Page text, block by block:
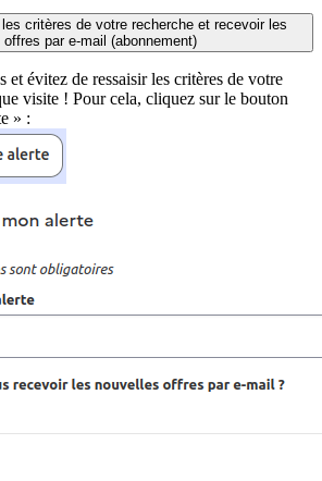
critères de votre recherche et recevoir les
offres par e-mail (abonnement)
et évitez de ressaisir les critères de votre
visite ! Pour cela, cliquez sur le bouton
» :